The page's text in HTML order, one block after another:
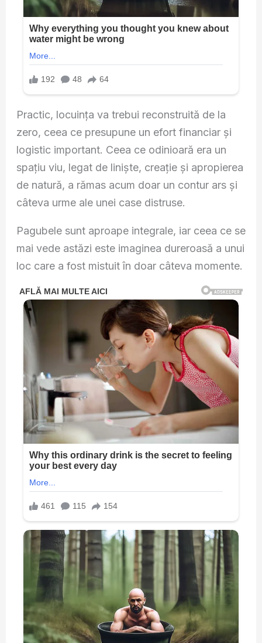
Practic, locuința va trebui reconstruită de la
zero, ceea ce presupune un efort financiar și
logistic important. Ceea ce odinioară era un
spațiu viu, legat de liniște, creație și apropierea
de natură, a rămas acum doar un contur ars și
câteva urme ale unei case distruse.
Pagubele sunt aproape integrale, iar ceea ce se
mai vede astăzi este imaginea dureroasă a unui
loc care a fost mistuit în doar câteva momente.